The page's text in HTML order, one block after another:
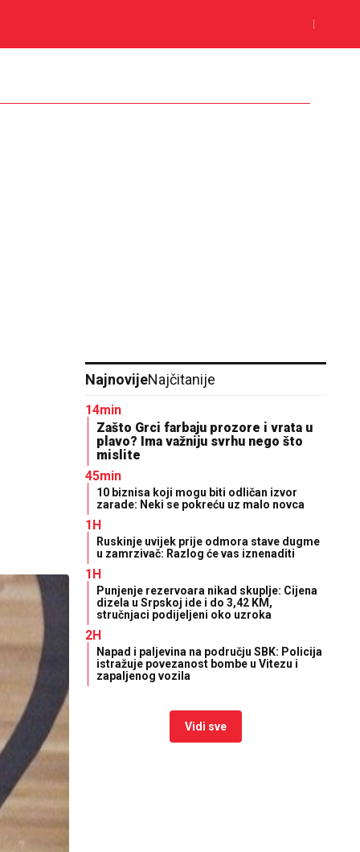
NajnovijeNajčitanije
14min
Zašto Grci farbaju prozore i vrata u
plavo? Ima važniju svrhu nego što
mislite
45min
10 biznisa koji mogu biti odličan izvor
zarade: Neki se pokreću uz malo novca
1H
Ruskinje uvijek prije odmora stave dugme
u zamrzivač: Razlog će vas iznenaditi
1H
Punjenje rezervoara nikad skuplje: Cijena
dizela u Srpskoj ide i do 3,42 KM,
stručnjaci podijeljeni oko uzroka
2H
Napad i paljevina na području SBK: Policija
istražuje povezanost bombe u Vitezu i
zapaljenog vozila
Vidi sve